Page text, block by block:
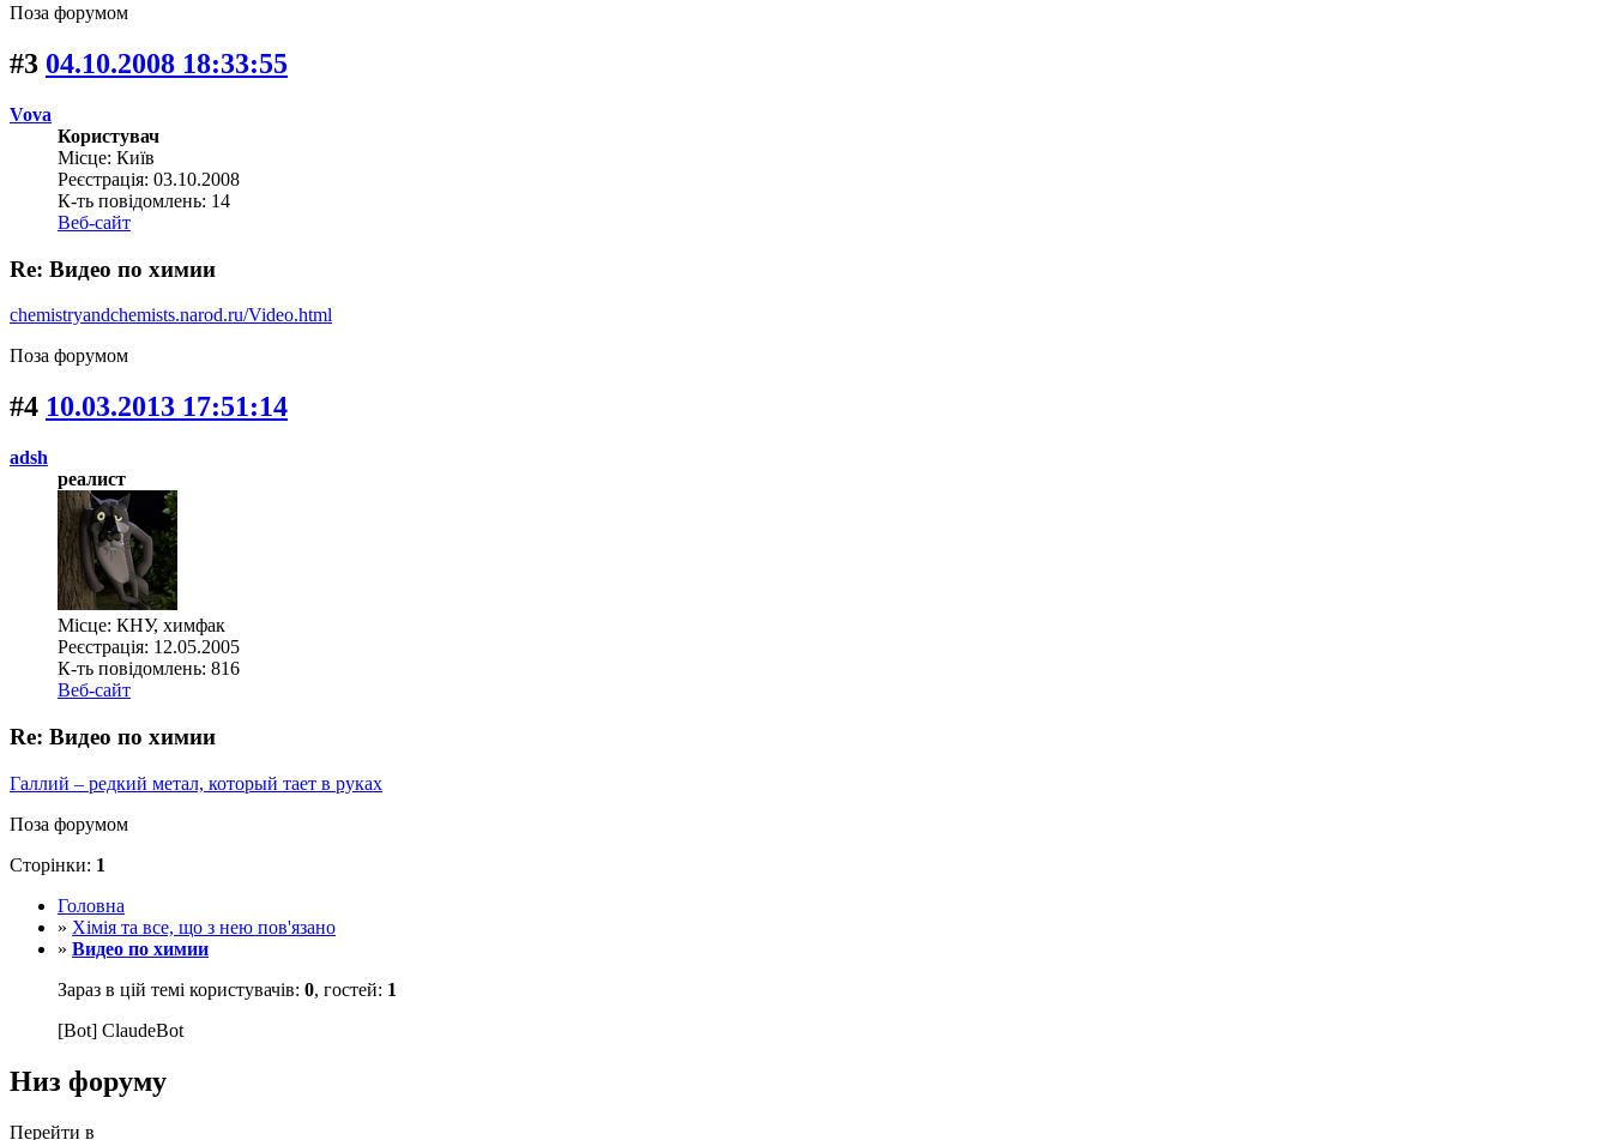
Поза форумом
#3 04.10.2008 18:33:55
Vova
Користувач
Місце: Київ
Реєстрація: 03.10.2008
К-ть повідомлень: 14
Веб-сайт
Re: Видео по химии
chemistryandchemists.narod.ru/Video.html
Поза форумом
#4 10.03.2013 17:51:14
adsh
реалист
Місце: КНУ, химфак
Реєстрація: 12.05.2005
К-ть повідомлень: 816
Веб-сайт
Re: Видео по химии
Галлий – редкий метал, который тает в руках
Поза форумом
Сторінки: 1
Головна
» Хімія та все, що з нею пов'язано
» Видео по химии
Зараз в цій темі користувачів: 0, гостей: 1
[Bot] ClaudeBot
Низ форуму
Перейти в